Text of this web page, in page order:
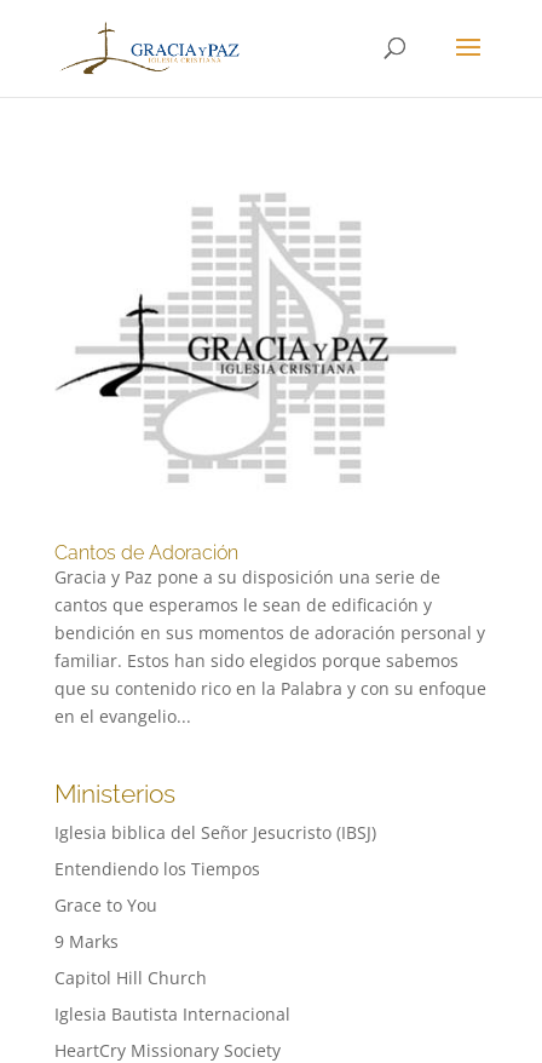
Cantos de Adoración
Gracia y Paz pone a su disposición una serie de
cantos que esperamos le sean de edificación y
bendición en sus momentos de adoración personal y
familiar. Estos han sido elegidos porque sabemos
que su contenido rico en la Palabra y con su enfoque
en el evangelio...
Ministerios
Iglesia biblica del Señor Jesucristo (IBSJ)
Entendiendo los Tiempos
Grace to You
9 Marks
Capitol Hill Church
Iglesia Bautista Internacional
HeartCry Missionary Society